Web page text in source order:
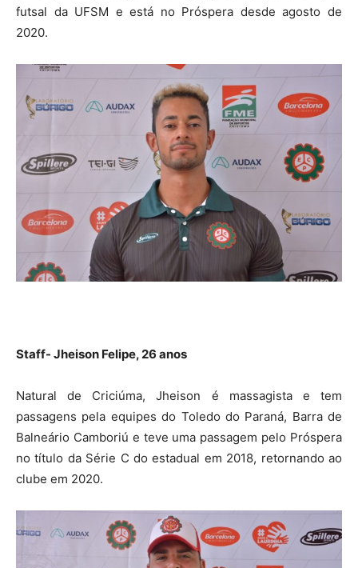
futsal da UFSM e está no Próspera desde agosto de
2020.
Staff- Jheison Felipe, 26 anos
Natural de Criciúma, Jheison é massagista e tem
passagens pela equipes do Toledo do Paraná, Barra de
Balneário Camboriú e teve uma passagem pelo Próspera
no título da Série C do estadual em 2018, retornando ao
clube em 2020.